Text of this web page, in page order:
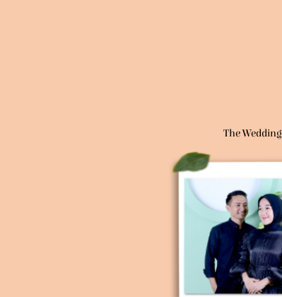
The Wedding